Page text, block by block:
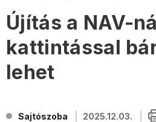
Újítás a NAV-
kattintással
lehet
Sajtószoba 2025.12.03.